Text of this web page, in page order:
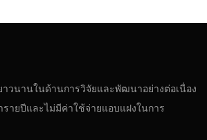
าวนานในด้านการวิจัยและพัฒนาอย่างต่อเนื่อง
รายปีและไม่มีค่าใช้จ่ายแอบแฝงในการ